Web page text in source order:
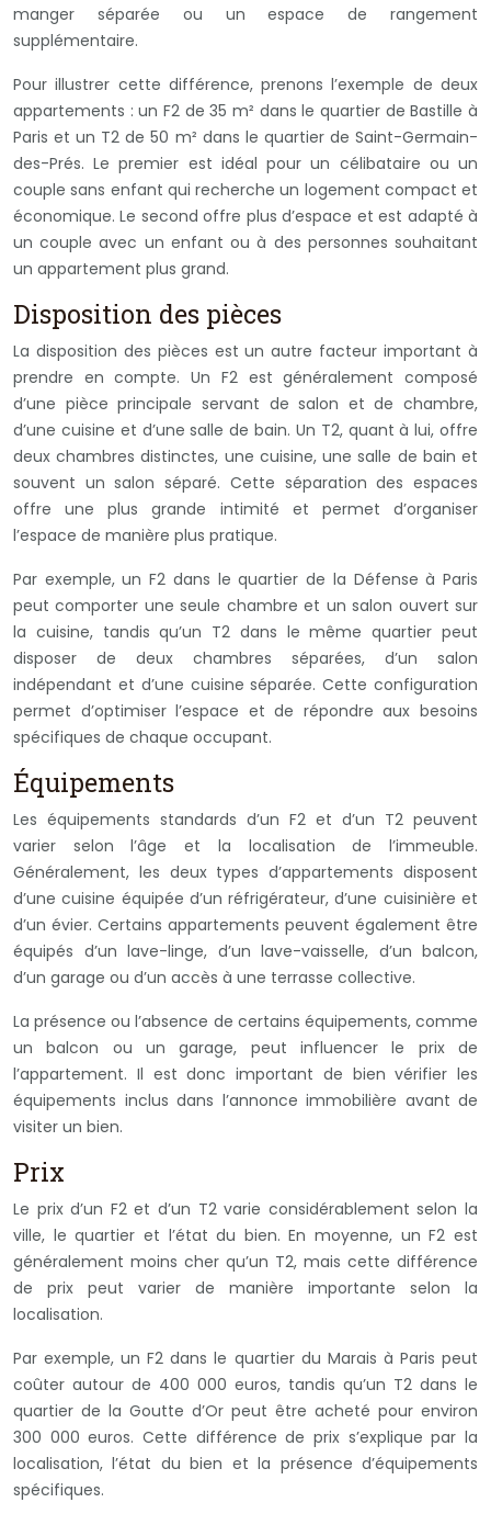
manger séparée ou un espace de rangement
supplémentaire.
Pour illustrer cette différence, prenons l’exemple de deux
appartements : un F2 de 35 m² dans le quartier de Bastille à
Paris et un T2 de 50 m² dans le quartier de Saint-Germain-
des-Prés. Le premier est idéal pour un célibataire ou un
couple sans enfant qui recherche un logement compact et
économique. Le second offre plus d’espace et est adapté à
un couple avec un enfant ou à des personnes souhaitant
un appartement plus grand.
Disposition des pièces
La disposition des pièces est un autre facteur important à
prendre en compte. Un F2 est généralement composé
d’une pièce principale servant de salon et de chambre,
d’une cuisine et d’une salle de bain. Un T2, quant à lui, offre
deux chambres distinctes, une cuisine, une salle de bain et
souvent un salon séparé. Cette séparation des espaces
offre une plus grande intimité et permet d’organiser
l’espace de manière plus pratique.
Par exemple, un F2 dans le quartier de la Défense à Paris
peut comporter une seule chambre et un salon ouvert sur
la cuisine, tandis qu’un T2 dans le même quartier peut
disposer de deux chambres séparées, d’un salon
indépendant et d’une cuisine séparée. Cette configuration
permet d’optimiser l’espace et de répondre aux besoins
spécifiques de chaque occupant.
Équipements
Les équipements standards d’un F2 et d’un T2 peuvent
varier selon l’âge et la localisation de l’immeuble.
Généralement, les deux types d’appartements disposent
d’une cuisine équipée d’un réfrigérateur, d’une cuisinière et
d’un évier. Certains appartements peuvent également être
équipés d’un lave-linge, d’un lave-vaisselle, d’un balcon,
d’un garage ou d’un accès à une terrasse collective.
La présence ou l’absence de certains équipements, comme
un balcon ou un garage, peut influencer le prix de
l’appartement. Il est donc important de bien vérifier les
équipements inclus dans l’annonce immobilière avant de
visiter un bien.
Prix
Le prix d’un F2 et d’un T2 varie considérablement selon la
ville, le quartier et l’état du bien. En moyenne, un F2 est
généralement moins cher qu’un T2, mais cette différence
de prix peut varier de manière importante selon la
localisation.
Par exemple, un F2 dans le quartier du Marais à Paris peut
coûter autour de 400 000 euros, tandis qu’un T2 dans le
quartier de la Goutte d’Or peut être acheté pour environ
300 000 euros. Cette différence de prix s’explique par la
localisation, l’état du bien et la présence d’équipements
spécifiques.